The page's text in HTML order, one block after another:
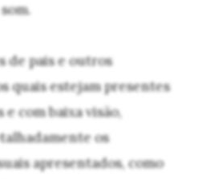
de pais e outros
quais estejam presentes
e com baixa visão,
os
apresentados, como